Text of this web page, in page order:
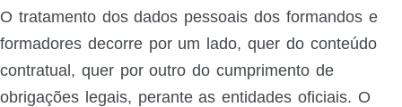
O tratamento dos dados pessoais dos formandos e
formadores decorre por um lado, quer do conteúdo
contratual, quer por outro do cumprimento de
obrigações legais, perante as entidades oficiais. O